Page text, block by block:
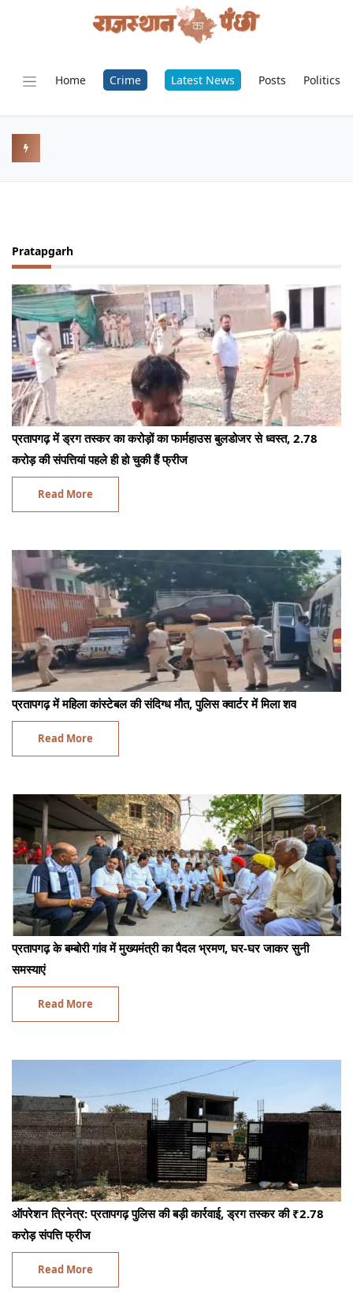
Home Crime Latest News Posts Politics
Pratapgarh
प्रतापगढ़ में ड्रग तस्कर का करोड़ों का फार्महाउस बुलडोजर से ध्वस्त, 2.78
करोड़ की संपत्तियां पहले ही हो चुकी हैं फ्रीज
Read More
प्रतापगढ़ में महिला कांस्टेबल की संदिग्ध मौत, पुलिस क्वार्टर में मिला शव
Read More
प्रतापगढ़ के बम्बोरी गांव में मुख्यमंत्री का पैदल भ्रमण, घर-घर जाकर सुनी
समस्याएं
Read More
ऑपरेशन त्रिनेत्र: प्रतापगढ़ पुलिस की बड़ी कार्रवाई, ड्रग तस्कर की ₹2.78
करोड़ संपत्ति फ्रीज
Read More